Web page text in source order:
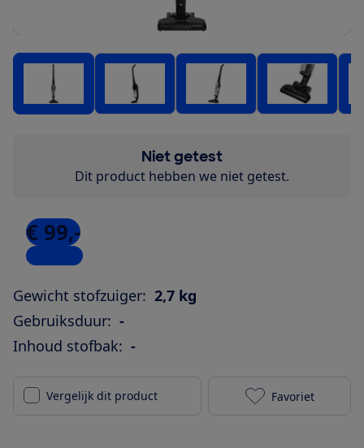
Niet getest
Dit product hebben we niet getest.
€ 99,-
3 winkels
Gewicht stofzuiger: 2,7 kg
Gebruiksduur: -
Inhoud stofbak: -
Vergelijk dit product Rowenta Air
Favoriet